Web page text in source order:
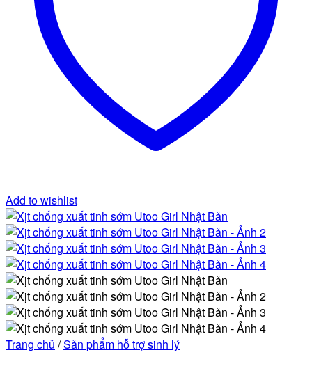
Add to wishlist
Trang chủ /Sản phẩm hỗ trợ sinh lý